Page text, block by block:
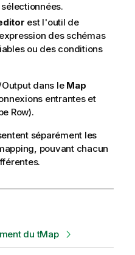
est l'outil de
des schémas
ou des conditions
dans le Map
entrantes et
Row).
séparément les
pouvant chacun
du tMap